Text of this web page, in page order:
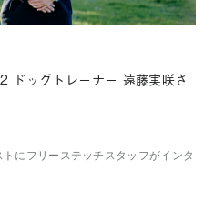
ッグトレーナー 遠藤実咲さ
にフリーステッチスタッフがインタ